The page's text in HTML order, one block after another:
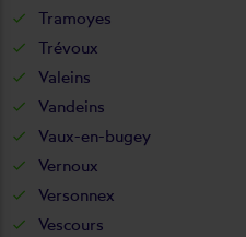
Tramoyes
Trévoux
Valeins
Vandeins
Vaux-en-bugey
Vernoux
Versonnex
Vescours